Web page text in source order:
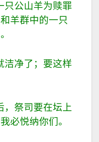
只公山羊为赎罪
羊群中的一只
洁净了；要这样
，祭司要在坛上
必悦纳你们。